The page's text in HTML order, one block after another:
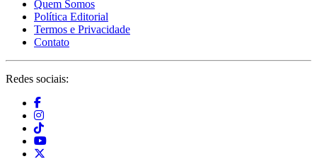
Quem Somos
Política Editorial
Termos e Privacidade
Contato
Redes sociais: